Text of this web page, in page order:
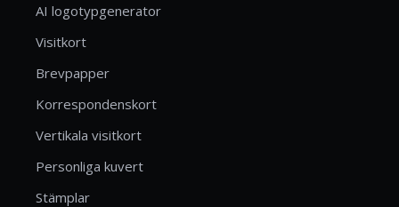
AI logotypgenerator
Visitkort
Brevpapper
Korrespondenskort
Vertikala visitkort
Personliga kuvert
Stämplar